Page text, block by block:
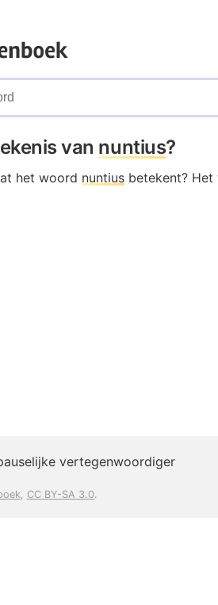
van nuntius?
het woord nuntius betekent? Het
vertegenwoordiger
, CC BY-SA 3.0.